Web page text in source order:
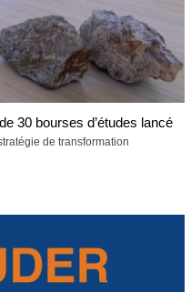
30 bourses d’études lancé
de transformation